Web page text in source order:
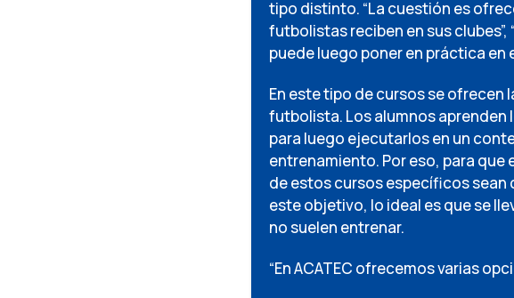
tipo distinto. “La cuestión es
futbolistas reciben en sus
puede luego poner en práctica en
En este tipo de cursos se ofrecen
futbolista. Los alumnos
para luego ejecutarlos en un
entrenamiento. Por eso, para
de estos cursos específicos sean
este objetivo, lo ideal es que se
no suelen entrenar.
“En ACATEC ofrecemos varias